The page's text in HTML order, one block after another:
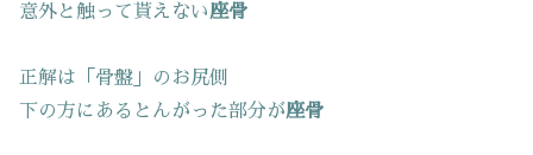
意外と触って貰えない座骨
正解は「骨盤」のお尻側
下の方にあるとんがった部分が座骨